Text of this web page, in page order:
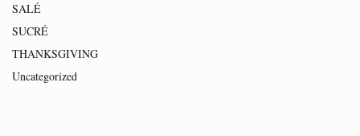
SALÉ
SUCRÉ
THANKSGIVING
Uncategorized